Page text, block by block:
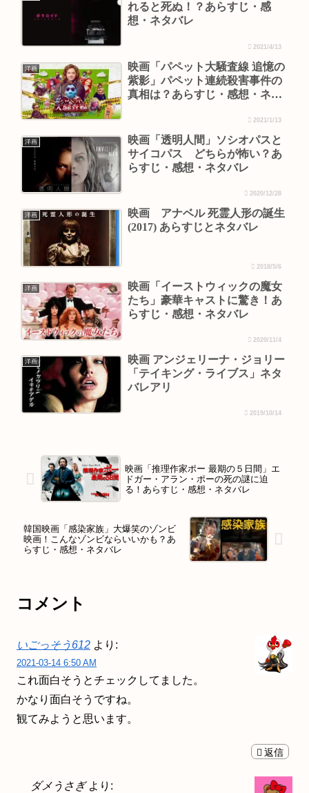
れると死ぬ！？あらすじ・感
想・ネタバレ
2021/4/13
洋画
映画「パペット大騒査線 追憶の
紫影」パペット連続殺害事件の
真相は？あらすじ・感想・ネタ
2021/1/13
洋画
映画「透明人間」ソシオパスと
サイコパス どちらが怖い？あ
らすじ・感想・ネタバレ
2020/12/28
洋画
映画 アナベル 死霊人形の誕生
(2017) あらすじとネタバレ
2018/5/6
洋画
映画「イーストウィックの魔女
たち」豪華キャストに驚き！あ
らすじ・感想・ネタバレ
2020/11/4
洋画
映画 アンジェリーナ・ジョリー
「テイキング・ライブス」ネタ
バレアリ
2019/10/14
映画「推理作家ポー 最期の５日間」エ
ドガー・アラン・ポーの死の謎に迫
る！あらすじ・感想・ネタバレ
韓国映画「感染家族」大爆笑のゾンビ
映画！こんなゾンビならいいかも？あ
らすじ・感想・ネタバレ
コメント
いごっそう612 より:
2021-03-14 6:50 AM
これ面白そうとチェックしてました。
かなり面白そうですね。
観てみようと思います。
返信
ダメうさぎ より: